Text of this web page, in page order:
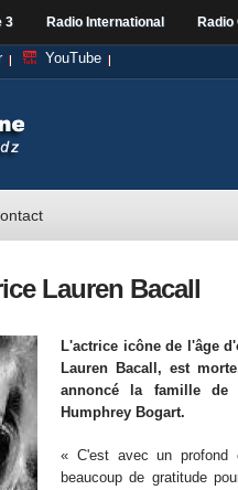
3 Radio International Radio
YouTube
Lauren Bacall
L'actrice icône de l'âge
Lauren Bacall, est
annoncé la famille
Humphrey Bogart.
« C'est avec un profond
beaucoup de gratitude